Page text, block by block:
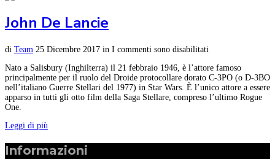
John De Lancie
di Team 25 Dicembre 2017 in I commenti sono disabilitati
Nato a Salisbury (Inghilterra) il 21 febbraio 1946, è l’attore famoso
principalmente per il ruolo del Droide protocollare dorato C-3PO (o D-3BO
nell’italiano Guerre Stellari del 1977) in Star Wars. È l’unico attore a essere
apparso in tutti gli otto film della Saga Stellare, compreso l’ultimo Rogue
One.
Leggi di più
Informazioni